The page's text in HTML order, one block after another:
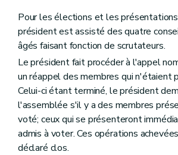
Pour les élections et les
président est assisté des quatre
âgés faisant fonction de scrutateurs.
Le président fait procéder à l'appel
un réappel des membres qui n'étaient
Celui-ci étant terminé, le président
l'assemblée s'il y a des membres
voté; ceux qui se présenteront
admis à voter. Ces opérations
déclaré clos.